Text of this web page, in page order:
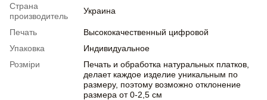
Страна
производитель
Украина
Печать
Высококачественный цифровой
Упаковка
Индивидуальное
Розміри
Печать и обработка натуральных платков,
делает каждое изделие уникальным по
размеру, поэтому возможно отклонение
размера от 0-2,5 см